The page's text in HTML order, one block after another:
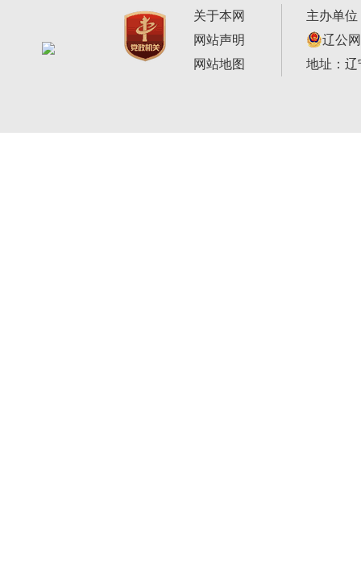
关于本网
网站声明
网站地图
主办单
辽公
地址：辽